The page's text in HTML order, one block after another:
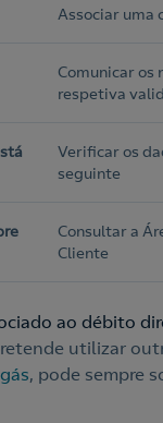
Associar uma
Comunicar os
respetiva
Verificar os
seguinte
Consultar a
Cliente
ao débito
utilizar
, pode sempre